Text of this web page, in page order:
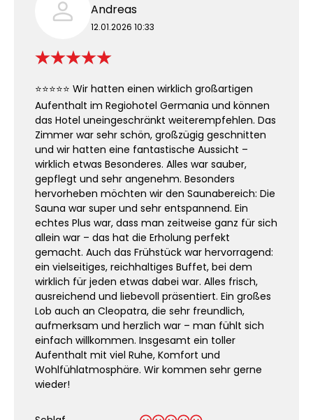
Andreas
12.01.2026 10:33
⭐⭐⭐⭐⭐ Wir hatten einen wirklich großartigen
Aufenthalt im Regiohotel Germania und können
das Hotel uneingeschränkt weiterempfehlen. Das
Zimmer war sehr schön, großzügig geschnitten
und wir hatten eine fantastische Aussicht –
wirklich etwas Besonderes. Alles war sauber,
gepflegt und sehr angenehm. Besonders
hervorheben möchten wir den Saunabereich: Die
Sauna war super und sehr entspannend. Ein
echtes Plus war, dass man zeitweise ganz für sich
allein war – das hat die Erholung perfekt
gemacht. Auch das Frühstück war hervorragend:
ein vielseitiges, reichhaltiges Buffet, bei dem
wirklich für jeden etwas dabei war. Alles frisch,
ausreichend und liebevoll präsentiert. Ein großes
Lob auch an Cleopatra, die sehr freundlich,
aufmerksam und herzlich war – man fühlt sich
einfach willkommen. Insgesamt ein toller
Aufenthalt mit viel Ruhe, Komfort und
Wohlfühlatmosphäre. Wir kommen sehr gerne
wieder!